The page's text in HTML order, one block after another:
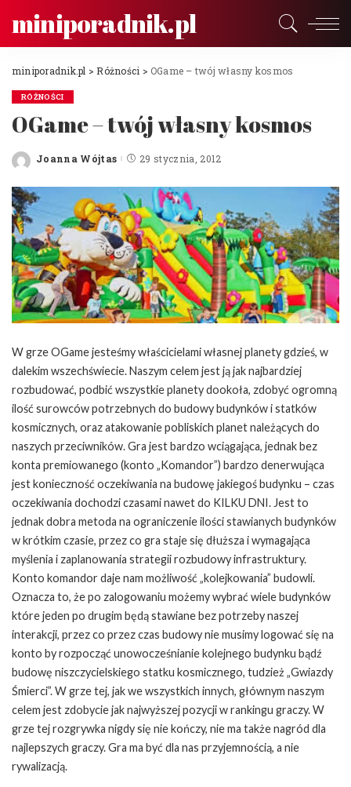
miniporadnik.pl
miniporadnik.pl >Różności > OGame – twój własny kosmos
RÓŻNOŚCI
OGame – twój własny kosmos
Posted
Joanna Wójtas 29 stycznia, 2012
W grze OGame jesteśmy właścicielami własnej planety gdzieś, w
dalekim wszechświecie. Naszym celem jest ją jak najbardziej
rozbudować, podbić wszystkie planety dookoła, zdobyć ogromną
ilość surowców potrzebnych do budowy budynków i statków
kosmicznych, oraz atakowanie pobliskich planet należących do
naszych przeciwników. Gra jest bardzo wciągająca, jednak bez
konta premiowanego (konto „Komandor”) bardzo denerwująca
jest konieczność oczekiwania na budowę jakiegoś budynku – czas
oczekiwania dochodzi czasami nawet do KILKU DNI. Jest to
jednak dobra metoda na ograniczenie ilości stawianych budynków
w krótkim czasie, przez co gra staje się dłuższa i wymagająca
myślenia i zaplanowania strategii rozbudowy infrastruktury.
Konto komandor daje nam możliwość „kolejkowania” budowli.
Oznacza to, że po zalogowaniu możemy wybrać wiele budynków
które jeden po drugim będą stawiane bez potrzeby naszej
interakcji, przez co przez czas budowy nie musimy logować się na
konto by rozpocząć unowocześnianie kolejnego budynku bądź
budowę niszczycielskiego statku kosmicznego, tudzież „Gwiazdy
Śmierci”. W grze tej, jak we wszystkich innych, głównym naszym
celem jest zdobycie jak najwyższej pozycji w rankingu graczy. W
grze tej rozgrywka nigdy się nie kończy, nie ma także nagród dla
najlepszych graczy. Gra ma być dla nas przyjemnością, a nie
rywalizacją.